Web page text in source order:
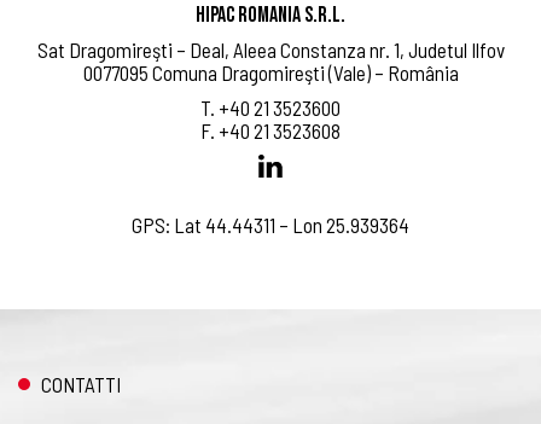
HIPAC ROMANIA S.R.L.
Sat Dragomireşti – Deal, Aleea Constanza nr. 1, Judetul Ilfov
0077095 Comuna Dragomireşti (Vale) – România
T. +40 21 3523600
F. +40 21 3523608
GPS: Lat 44.44311 – Lon 25.939364
CONTATTI